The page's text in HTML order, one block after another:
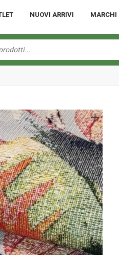
NUOVI ARRIVI MARCHI